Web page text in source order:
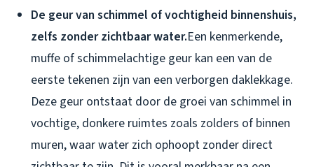
De geur van schimmel of vochtigheid binnenshuis,
zelfs zonder zichtbaar water.Een kenmerkende,
muffe of schimmelachtige geur kan een van de
eerste tekenen zijn van een verborgen daklekkage.
Deze geur ontstaat door de groei van schimmel in
vochtige, donkere ruimtes zoals zolders of binnen
muren, waar water zich ophoopt zonder direct